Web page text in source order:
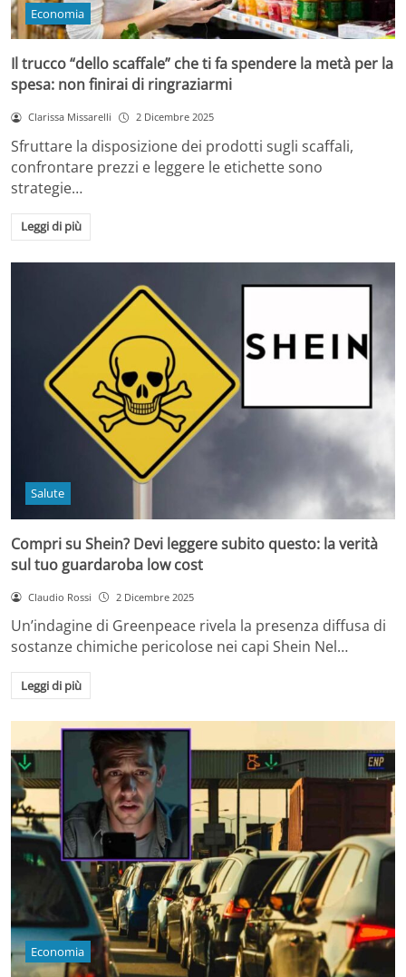
Economia
Il trucco “dello scaffale” che ti fa spendere la metà per la
spesa: non finirai di ringraziarmi
Clarissa Missarelli 2 Dicembre 2025
Sfruttare la disposizione dei prodotti sugli scaffali,
confrontare prezzi e leggere le etichette sono
strategie…
Leggi di più
Salute
Compri su Shein? Devi leggere subito questo: la verità
sul tuo guardaroba low cost
Claudio Rossi 2 Dicembre 2025
Un’indagine di Greenpeace rivela la presenza diffusa di
sostanze chimiche pericolose nei capi Shein Nel…
Leggi di più
Economia